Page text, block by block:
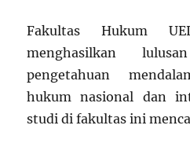
Fakultas Hukum
menghasilkan
pengetahuan
hukum nasional dan
studi di fakultas ini